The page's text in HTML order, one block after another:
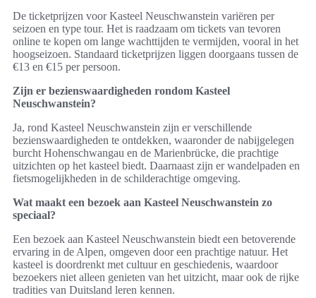
De ticketprijzen voor Kasteel Neuschwanstein variëren per
seizoen en type tour. Het is raadzaam om tickets van tevoren
online te kopen om lange wachttijden te vermijden, vooral in het
hoogseizoen. Standaard ticketprijzen liggen doorgaans tussen de
€13 en €15 per persoon.
Zijn er bezienswaardigheden rondom Kasteel
Neuschwanstein?
Ja, rond Kasteel Neuschwanstein zijn er verschillende
bezienswaardigheden te ontdekken, waaronder de nabijgelegen
burcht Hohenschwangau en de Marienbrücke, die prachtige
uitzichten op het kasteel biedt. Daarnaast zijn er wandelpaden en
fietsmogelijkheden in de schilderachtige omgeving.
Wat maakt een bezoek aan Kasteel Neuschwanstein zo
speciaal?
Een bezoek aan Kasteel Neuschwanstein biedt een betoverende
ervaring in de Alpen, omgeven door een prachtige natuur. Het
kasteel is doordrenkt met cultuur en geschiedenis, waardoor
bezoekers niet alleen genieten van het uitzicht, maar ook de rijke
tradities van Duitsland leren kennen.